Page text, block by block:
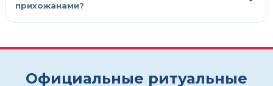
прихожанами?
Официальные ритуальные